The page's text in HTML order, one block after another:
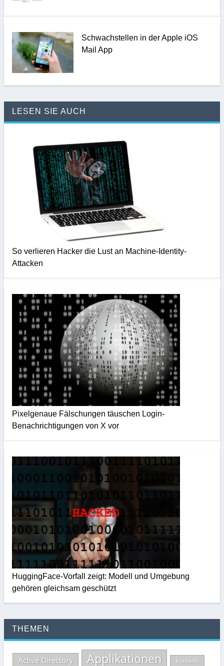
Schwachstellen in der Apple iOS
Mail App
LESEN SIE AUCH
So verlieren Hacker die Lust an Machine-Identity-
Attacken
Pixelgenaue Fälschungen täuschen Login-
Benachrichtigungen von X vor
HuggingFace-Vorfall zeigt: Modell und Umgebung
gehören gleichsam geschützt
THEMEN
Active Directory Applikationen Kurztests